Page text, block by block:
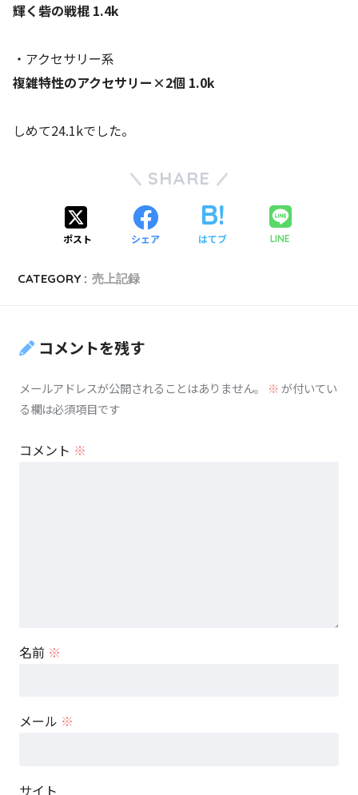
輝く砦の戦棍 1.4k
・アクセサリー系
複雑特性のアクセサリー×2個 1.0k
しめて24.1kでした。
SHARE
ポスト シェア はてブ LINE
CATEGORY : 売上記録
コメントを残す
メールアドレスが公開されることはありません。 ※が付いてい
る欄は必須項目です
コメント ※
名前 ※
メール ※
サイト